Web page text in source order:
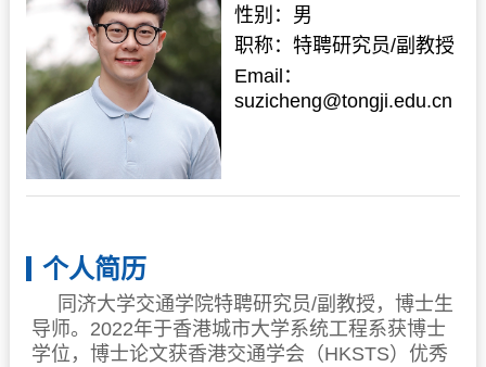
性别：男
职称：特聘研究员/副教授
Email：
suzicheng@tongji.edu.cn
个人简历
同济大学交通学院特聘研究员/副教授，博士生
导师。2022年于香港城市大学系统工程系获博士
学位，博士论文获香港交通学会（HKSTS）优秀